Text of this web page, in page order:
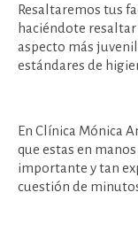
Resaltaremos tus
haciéndote
aspecto más
estándares de
En Clínica Mónica
que estas en
importante y tan
cuestión de